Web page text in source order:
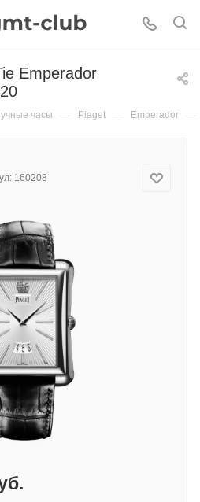
Emperador
часы — Piaget — Emperador —
160208